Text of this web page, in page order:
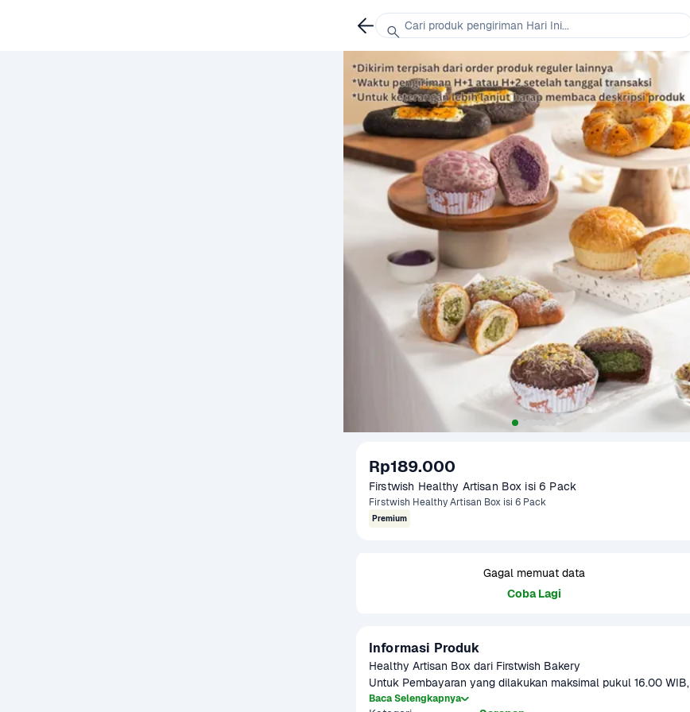
Rp189.000
Firstwish Healthy Artisan Box isi 6 Pack
Firstwish Healthy Artisan Box isi 6 Pack
Premium
Gagal memuat data
Coba Lagi
Informasi Produk
Healthy Artisan Box dari Firstwish Bakery
Untuk Pembayaran yang dilakukan maksimal pukul 16.00 WIB,
paket akan dikirimkan H+1 dari tanggal pembelian dengan
Baca Selengkapnya
Cari produk pengiriman Hari Ini...